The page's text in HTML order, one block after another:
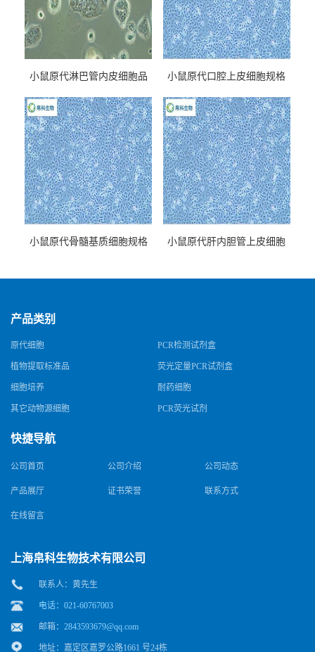
小鼠原代淋巴管内皮细胞品
小鼠原代口腔上皮细胞规格
小鼠原代骨髓基质细胞规格
小鼠原代肝内胆管上皮细胞
产品类别
原代细胞 PCR检测试剂盒
植物提取标准品 荧光定量PCR试剂盒
细胞培养 耐药细胞
其它动物源细胞 PCR荧光试剂
快捷导航
公司首页 公司介绍 公司动态
产品展厅 证书荣誉 联系方式
在线留言
上海帛科生物技术有限公司
联系人：黄先生
电话：021-60767003
邮箱： 2843593679@qq.com
地址：嘉定区嘉罗公路1661 号24栋